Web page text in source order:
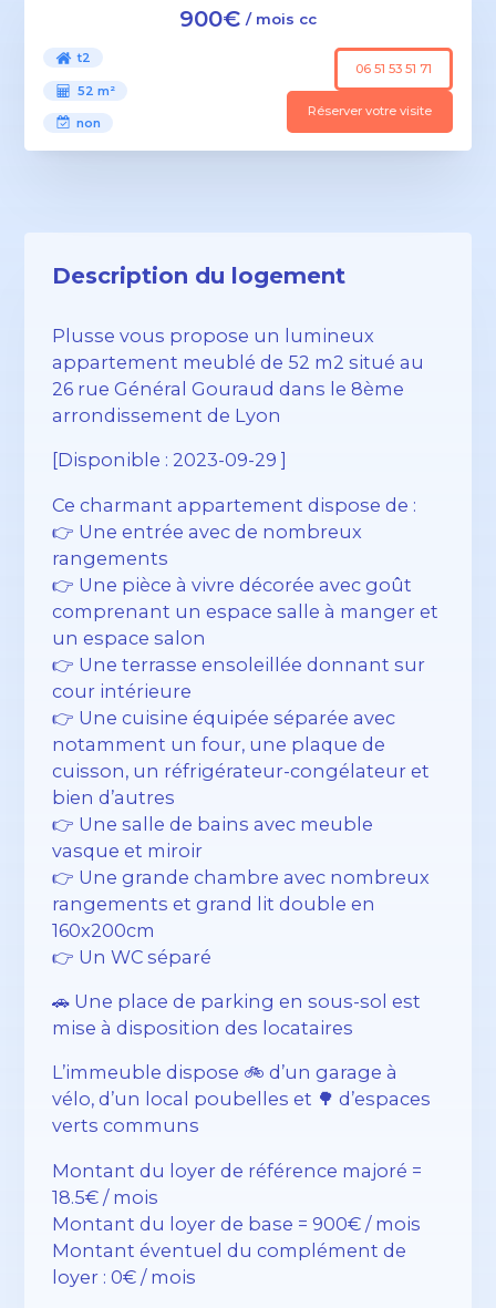
900€ / mois cc
t2
52 m²
non
06 51 53 51 71
Réserver votre visite
Description du logement
Plusse vous propose un lumineux
appartement meublé de 52 m2 situé au
26 rue Général Gouraud dans le 8ème
arrondissement de Lyon
[Disponible : 2023-09-29 ]
Ce charmant appartement dispose de :
👉 Une entrée avec de nombreux
rangements
👉 Une pièce à vivre décorée avec goût
comprenant un espace salle à manger et
un espace salon
👉 Une terrasse ensoleillée donnant sur
cour intérieure
👉 Une cuisine équipée séparée avec
notamment un four, une plaque de
cuisson, un réfrigérateur-congélateur et
bien d’autres
👉 Une salle de bains avec meuble
vasque et miroir
👉 Une grande chambre avec nombreux
rangements et grand lit double en
160x200cm
👉 Un WC séparé
🚗 Une place de parking en sous-sol est
mise à disposition des locataires
L’immeuble dispose 🚲 d’un garage à
vélo, d’un local poubelles et 🌳 d’espaces
verts communs
Montant du loyer de référence majoré =
18.5€ / mois
Montant du loyer de base = 900€ / mois
Montant éventuel du complément de
loyer : 0€ / mois